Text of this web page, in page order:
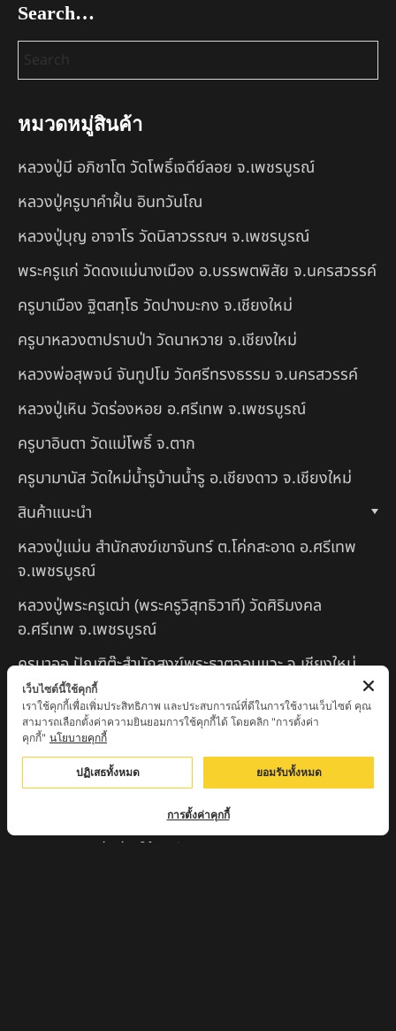
Search…
หมวดหมู่สินค้า
หลวงปู่มี อภิชาโต วัดโพธิ์เจดีย์ลอย จ.เพชรบูรณ์
หลวงปู่ครูบาคำฝั้น อินทวันโณ
หลวงปู่บุญ อาจาโร วัดนิลาวรรณฯ จ.เพชรบูรณ์
พระครูแก่ วัดดงแม่นางเมือง อ.บรรพตพิสัย จ.นครสวรรค์
ครูบาเมือง ฐิตสทฺโธ วัดปางมะกง จ.เชียงใหม่
ครูบาหลวงตาปราบป่า วัดนาหวาย จ.เชียงใหม่
หลวงพ่อสุพจน์ จันทูปโม วัดศรีทรงธรรม จ.นครสวรรค์
หลวงปู่เหิน วัดร่องหอย อ.ศรีเทพ จ.เพชรบูรณ์
ครูบาอินตา วัดแม่โพธิ์ จ.ตาก
ครูบามานัส วัดใหม่น้ำรูบ้านน้ำรู อ.เชียงดาว จ.เชียงใหม่
สินค้าแนะนำ
หลวงปู่แม่น สำนักสงฆ์เขาจันทร์ ต.โค่กสะอาด อ.ศรีเทพ
จ.เพชรบูรณ์
หลวงปู่พระครูเฒ่า (พระครูวิสุทธิวาที) วัดศิริมงคล
อ.ศรีเทพ จ.เพชรบูรณ์
ครูบาออ ปัณฑิต๊ะสำนักสงฆ์พระธาตุจอมแวะ จ.เชียงใหม่
หลวงปู่สยาก๊วนพระชะยะ อินต๊ะวังโส วัดพระบาทผาผึ้ง
อำเภอลี้ จ.ลำพูน
หลวงตาชา สำนักสงฆ์ ถ้ำคองหลู ต.เชียงดาว อ.เชียงดาว
จ.เชียงใหม่ เสก
ครูบานะ ชินวํโส สำนักสงฆ์ดอยอีฮุย จ.ลำพูน
ครูบาเลิศ วัดทุ่งม่านใต้ จ.ลำปาง
เว็บไซต์นี้ใช้คุกกี้
เราใช้คุกกี้เพื่อเพิ่มประสิทธิภาพ และประสบการณ์ที่ดีในการใช้งานเว็บไซต์ คุณ
สามารถเลือกตั้งค่าความยินยอมการใช้คุกกี้ได้ โดยคลิก "การตั้งค่า
คุกกี้" นโยบายคุกกี้
ปฏิเสธทั้งหมด ยอมรับทั้งหมด
การตั้งค่าคุกกี้